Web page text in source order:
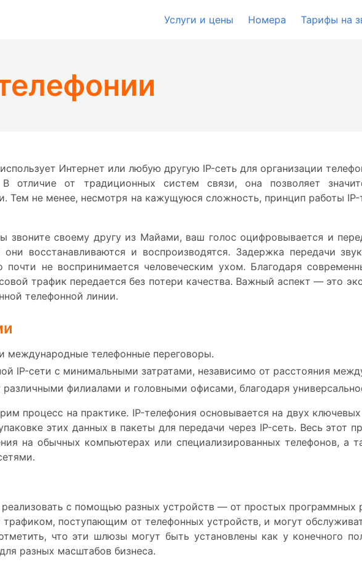
Услуги и цены Номера Тарифы на
Интернет или любую другую IP-сеть для организации
от традиционных систем связи, она позволяет
Тем не менее, несмотря на кажущуюся сложность, принцип работы
звоните своему другу из Майами, ваш голос оцифровывается и
восстанавливаются и воспроизводятся. Задержка передачи
почти не воспринимается человеческим ухом. Благодаря
трафик передается без потери качества. Важный аспект — это
телефонной линии.
международные телефонные переговоры.
IP-сети с минимальными затратами, независимо от расстояния
филиалами и головными офисами, благодаря
процесс на практике. IP-телефония основывается на двух
этих данных в пакеты для передачи через IP-сеть. Весь этот
на обычных компьютерах или специализированных телефонов, а
с помощью разных устройств — от простых
поступающим от телефонных устройств, и могут
что эти шлюзы могут быть установлены как у конечного
разных масштабов бизнеса.